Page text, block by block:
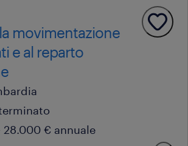
movimentazione
e al reparto
28.000 € annuale